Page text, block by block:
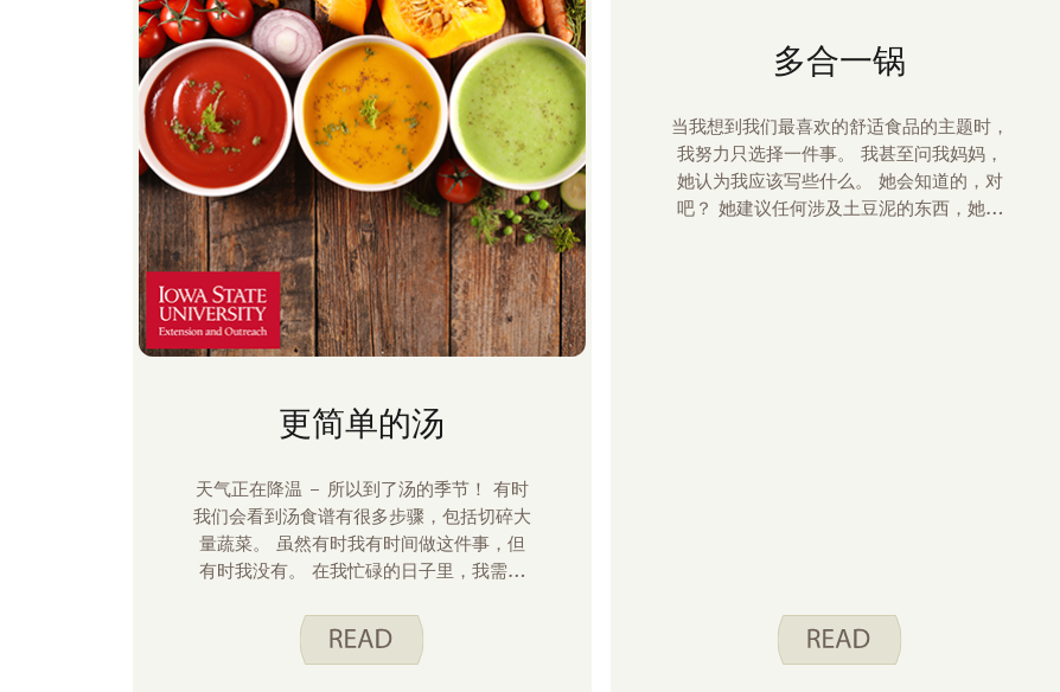
更简单的汤
天气正在降温 – 所以到了汤的季节！ 有时
我们会看到汤食谱有很多步骤，包括切碎大
量蔬菜。 虽然有时我有时间做这件事，但
有时我没有。 在我忙碌的日子里，我需要
吃营养餐、节省食物成本和减少食物浪费的
好方法，同时节省厨房时间。
多合一锅
当我想到我们最喜欢的舒适食品的主题时，
我努力只选择一件事。 我甚至问我妈妈，
她认为我应该写些什么。 她会知道的，对
吧？ 她建议任何涉及土豆泥的东西，她可